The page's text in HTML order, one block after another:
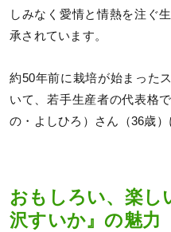
しみなく愛情と情熱を注ぐ
承されています。
約50年前に栽培が始まった
いて、若手生産者の代表格
の・よしひろ）さん（36歳）
おもしろい、楽し
沢すいか』の魅力